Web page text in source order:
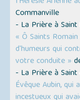
Commanville
- La Prière à
« Ô Saints
d'humeurs qui
votre conduite »
- La Prière à
Évêque Aubin,